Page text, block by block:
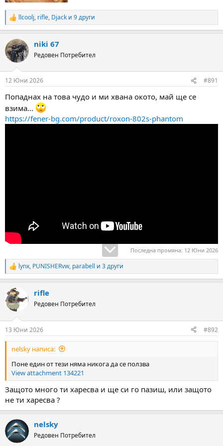
R
e
c
t
i
s
llcoolj, rifle, Djack и 9 други
niki 67
Редовен Потребител
12 Юни 2026 #891
Попаднах на това чудо и ми хвана окото, май ще се
взима...
https://fener-bg.com/product/roxon-802s-phantom
Последна промяна: 12 Юни 2026
R
e
c
t
i
s
:
lynx, PUNISHERvw, parabell и 3 други
rifle
Редовен Потребител
13 Юни 2026 #892
nelsky написа:
Поне един от тези няма никога да се ползва
View attachment 134221
Защото много ти харесва и ще си го пазиш, или защото
не ти харесва ?
nelsky
Редовен Потребител